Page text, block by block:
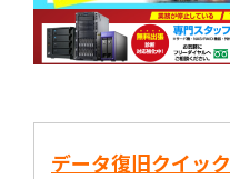
データ復旧クイック